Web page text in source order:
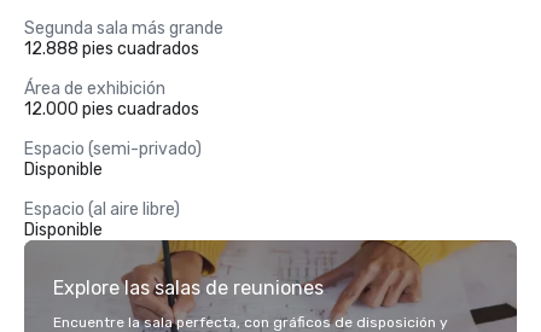
Segunda sala más grande
12.888 pies cuadrados
Área de exhibición
12.000 pies cuadrados
Espacio (semi-privado)
Disponible
Espacio (al aire libre)
Disponible
Explore las salas de reuniones
Encuentre la sala perfecta, con gráficos de disposición y